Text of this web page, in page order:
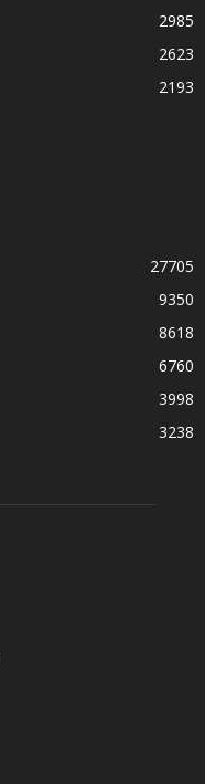
2985
2623
2193
27705
9350
8618
6760
3998
3238